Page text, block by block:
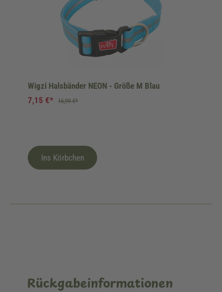
Wigzi Halsbänder NEON - Größe M Blau
7,15 €*
16,99 €*
Ins Körbchen
Rückgabeinformationen